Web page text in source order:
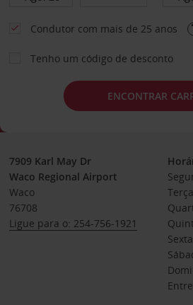
Condutor com mais de 25 anos
Tenho um código de desconto
ENCONTRAR
7909 Karl May Dr
Waco Regional Airport
Waco
76708
Ligue para o: 254-756-1921